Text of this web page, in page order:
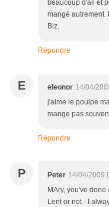
beaucoup d'ail et
mangé autrement.
Biz.
Répondre
E eleonor 14/04/
j'aime le poulpe
mange pas
Répondre
P Peter 14/04/2009
MAry, you've
Lent or not - I